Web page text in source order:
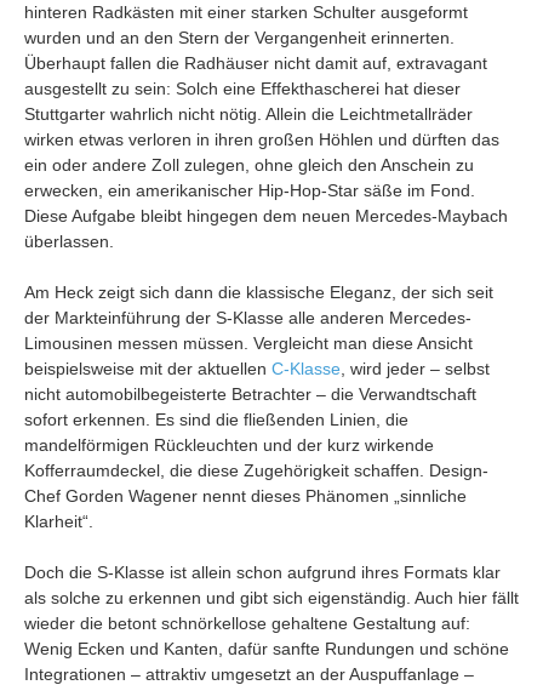
hinteren Radkästen mit einer starken Schulter ausgeformt
wurden und an den Stern der Vergangenheit erinnerten.
Überhaupt fallen die Radhäuser nicht damit auf, extravagant
ausgestellt zu sein: Solch eine Effekthascherei hat dieser
Stuttgarter wahrlich nicht nötig. Allein die Leichtmetallräder
wirken etwas verloren in ihren großen Höhlen und dürften das
ein oder andere Zoll zulegen, ohne gleich den Anschein zu
erwecken, ein amerikanischer Hip-Hop-Star säße im Fond.
Diese Aufgabe bleibt hingegen dem neuen Mercedes-Maybach
überlassen.
Am Heck zeigt sich dann die klassische Eleganz, der sich seit
der Markteinführung der S-Klasse alle anderen Mercedes-
Limousinen messen müssen. Vergleicht man diese Ansicht
beispielsweise mit der aktuellen C-Klasse , wird jeder – selbst
nicht automobilbegeisterte Betrachter – die Verwandtschaft
sofort erkennen. Es sind die fließenden Linien, die
mandelförmigen Rückleuchten und der kurz wirkende
Kofferraumdeckel, die diese Zugehörigkeit schaffen. Design-
Chef Gorden Wagener nennt dieses Phänomen „sinnliche
Klarheit“.
Doch die S-Klasse ist allein schon aufgrund ihres Formats klar
als solche zu erkennen und gibt sich eigenständig. Auch hier fällt
wieder die betont schnörkellose gehaltene Gestaltung auf:
Wenig Ecken und Kanten, dafür sanfte Rundungen und schöne
Integrationen – attraktiv umgesetzt an der Auspuffanlage –